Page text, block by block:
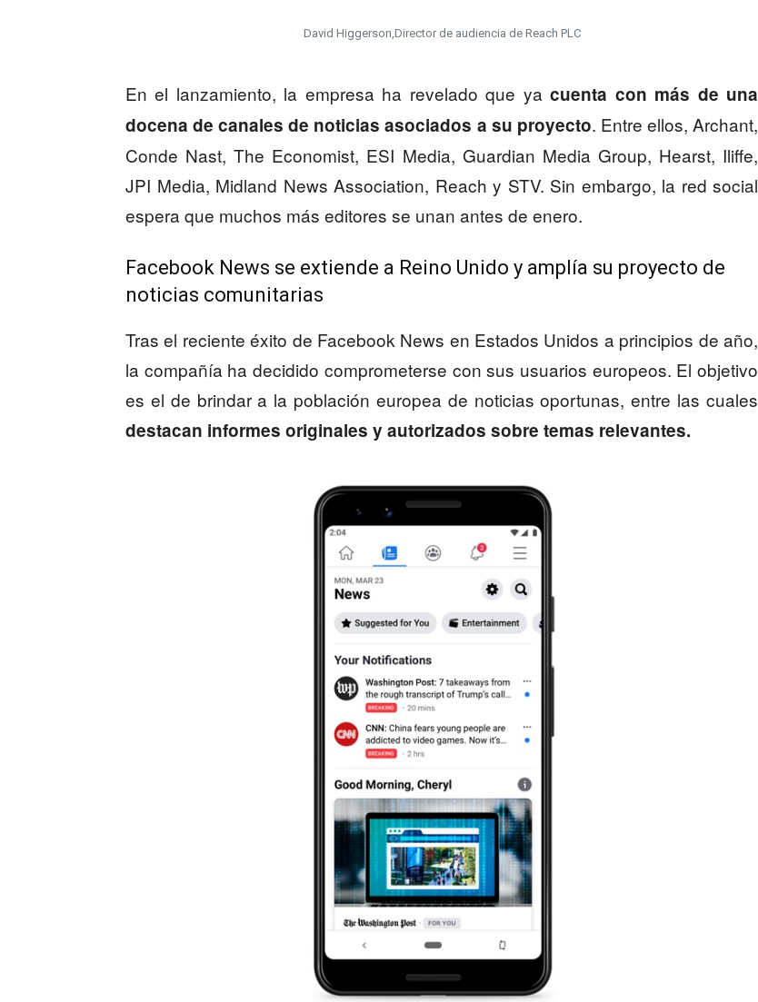
David Higgerson,Director de audiencia de Reach PLC
En el lanzamiento, la empresa ha revelado que yacuenta con más de una
docena de canales de noticias asociados a su proyecto. Entre ellos, Archant,
Conde Nast, The Economist, ESI Media, Guardian Media Group, Hearst, Iliffe,
JPI Media, Midland News Association, Reach y STV. Sin embargo, la red social
espera que muchos más editores se unan antes de enero.
Facebook News se extiende a Reino Unido y amplía su proyecto de
noticias comunitarias
Tras el reciente éxito de Facebook News en Estados Unidos a principios de año,
la compañía ha decidido comprometerse con sus usuarios europeos. El objetivo
es el de brindar a la población europea de noticias oportunas, entre las cuales
destacan informes originales y autorizados sobre temas relevantes.